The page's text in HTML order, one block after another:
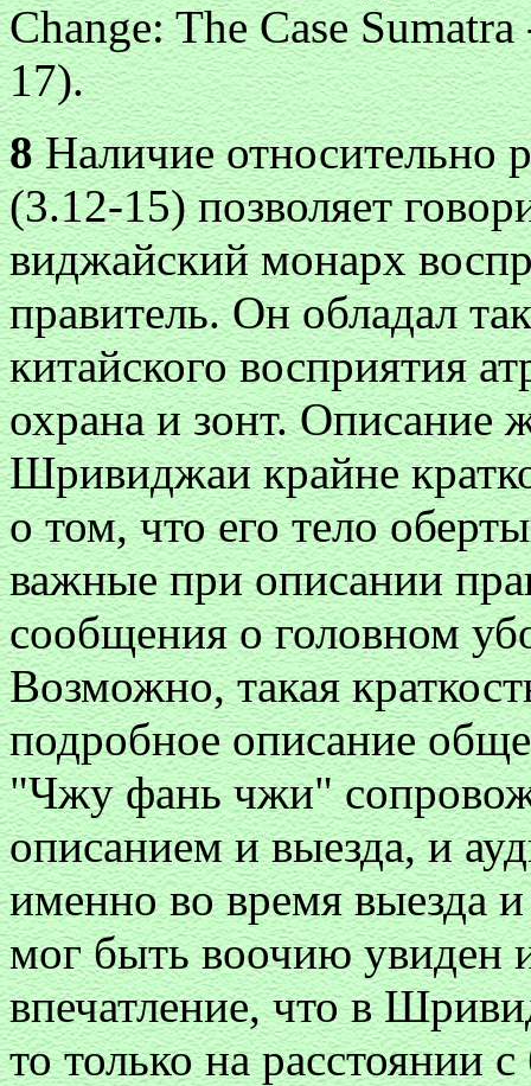
Change: The Case
17).
8Наличие относительно
(3.12-15) позволяет
виджайский монарх
правитель. Он обладал
китайского восприятия
охрана и зонт. Описание
Шривиджаи крайне
о том, что его тело
важные при описании
сообщения о головном
Возможно, такая
подробное описание
"Чжу фань чжи"
описанием и выезда, и
именно во время выезда
мог быть воочию увиден
впечатление, что в
то только на расстоянии